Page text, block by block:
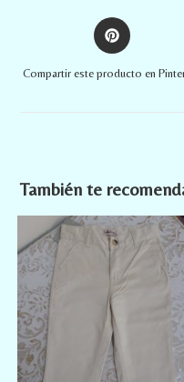
Compartir este producto en
También te